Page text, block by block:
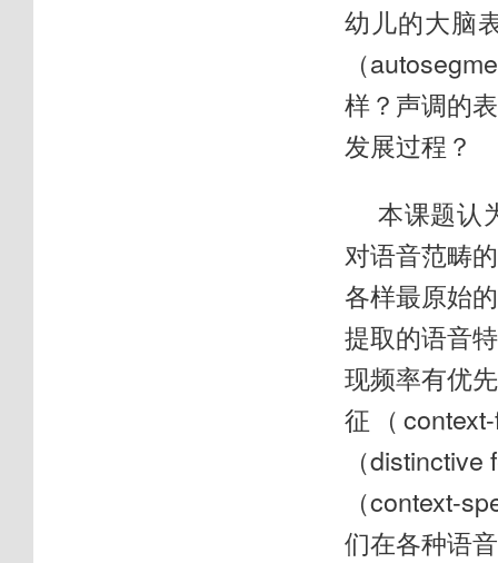
幼儿的大脑
（
样？声调的
发展过程？
本课题认
对语音范畴
各样最原始
提取的语音
现频率有优
征（
（
（context-
们在各种语